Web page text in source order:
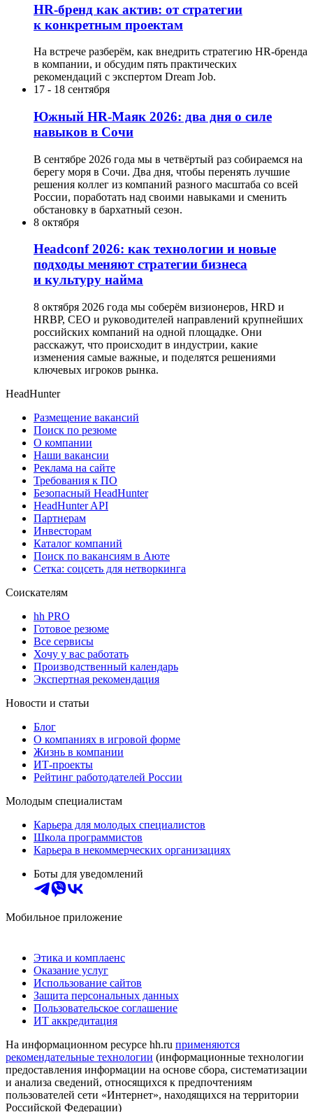
HR-бренд как актив: от стратегии
к конкретным проектам
На встрече разберём, как внедрить стратегию HR-бренда
в компании, и обсудим пять практических
рекомендаций с экспертом Dream Job.
17 - 18 сентября
Южный HR-Маяк 2026: два дня о силе
навыков в Сочи
В сентябре 2026 года мы в четвёртый раз собираемся на
берегу моря в Сочи. Два дня, чтобы перенять лучшие
решения коллег из компаний разного масштаба со всей
России, поработать над своими навыками и сменить
обстановку в бархатный сезон.
8 октября
Headсonf 2026: как технологии и новые
подходы меняют стратегии бизнеса
и культуру найма
8 октября 2026 года мы соберём визионеров, HRD и
HRBP, СЕО и руководителей направлений крупнейших
российских компаний на одной площадке. Они
расскажут, что происходит в индустрии, какие
изменения самые важные, и поделятся решениями
ключевых игроков рынка.
HeadHunter
Размещение вакансий
Поиск по резюме
О компании
Наши вакансии
Реклама на сайте
Требования к ПО
Безопасный HeadHunter
HeadHunter API
Партнерам
Инвесторам
Каталог компаний
Поиск по вакансиям в Аюте
Сетка: соцсеть для нетворкинга
Соискателям
hh PRO
Готовое резюме
Все сервисы
Хочу у вас работать
Производственный календарь
Экспертная рекомендация
Новости и статьи
Блог
О компаниях в игровой форме
Жизнь в компании
ИТ-проекты
Рейтинг работодателей России
Молодым специалистам
Карьера для молодых специалистов
Школа программистов
Карьера в некоммерческих организациях
Боты для уведомлений
Мобильное приложение
Этика и комплаенс
Оказание услуг
Использование сайтов
Защита персональных данных
Пользовательское соглашение
ИТ аккредитация
На информационном ресурсе hh.ru применяются
рекомендательные технологии (информационные технологии
предоставления информации на основе сбора, систематизации
и анализа сведений, относящихся к предпочтениям
пользователей сети «Интернет», находящихся на территории
Российской Федерации)